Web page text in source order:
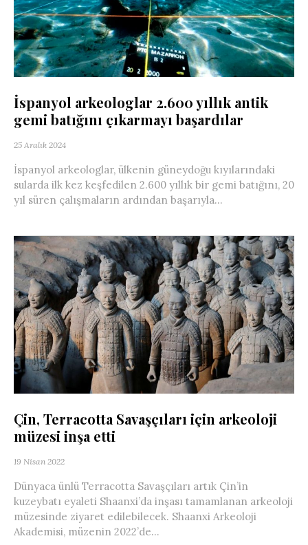
İspanyol arkeologlar 2.600 yıllık antik
gemi batığını çıkarmayı başardılar
25 Aralık 2024
İspanyol arkeologlar, ülkenin güneydoğu kıyılarındaki
sularda ilk kez keşfedilen 2.600 yıllık bir gemi batığını, 20
yıl süren çalışmaların ardından başarıyla...
Çin, Terracotta Savaşçıları için arkeoloji
müzesi inşa etti
19 Nisan 2022
Dünyaca ünlü Terracotta Savaşçıları artık Çin’in
kuzeybatı eyaleti Shaanxi’da inşası tamamlanan arkeoloji
müzesinde ziyaret edilebilecek. Shaanxi Arkeoloji
Akademisi, müzenin 2022’de...